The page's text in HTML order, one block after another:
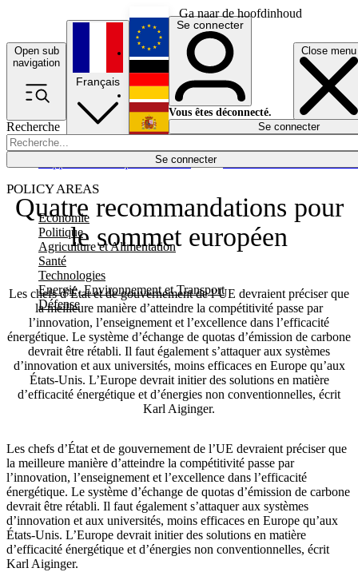
Ga naar de hoofdinhoud
Open sub
navigation
Close menu
Recherche
Se connecter
POLICY AREAS
Economie
Politique
Agriculture et Alimentation
Santé
Technologies
Energie, Environnement et Transport
Défense
Économie
Français
English
Deutsch
Español
Se connecter
Vous êtes déconnecté.
Se connecter
Quatre recommandations pour
le sommet européen
Les chefs d’État et de gouvernement de l’UE devraient préciser que
la meilleure manière d’atteindre la compétitivité passe par
l’innovation, l’enseignement et l’excellence dans l’efficacité
énergétique. Le système d’échange de quotas d’émission de carbone
devrait être rétabli. Il faut également s’attaquer aux systèmes
d’innovation et aux universités, moins efficaces en Europe qu’aux
États-Unis. L’Europe devrait initier des solutions en matière
d’efficacité énergétique et d’énergies non conventionnelles, écrit
Karl Aiginger.
Les chefs d’État et de gouvernement de l’UE devraient préciser que
la meilleure manière d’atteindre la compétitivité passe par
l’innovation, l’enseignement et l’excellence dans l’efficacité
énergétique. Le système d’échange de quotas d’émission de carbone
devrait être rétabli. Il faut également s’attaquer aux systèmes
d’innovation et aux universités, moins efficaces en Europe qu’aux
États-Unis. L’Europe devrait initier des solutions en matière
d’efficacité énergétique et d’énergies non conventionnelles, écrit
Karl Aiginger.